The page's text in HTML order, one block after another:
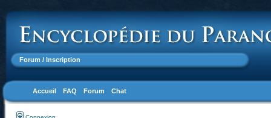
Forum / Inscription
Accueil FAQ Forum Chat